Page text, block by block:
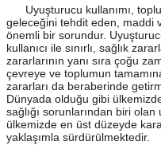
Uyuşturucu kullanımı,
geleceğini tehdit eden, maddi
önemli bir sorundur.
kullanıcı ile sınırlı, sağlık
zararlarının yanı sıra çoğu
çevreye ve toplumun
zararları da beraberinde
Dünyada olduğu gibi
sağlığı sorunlarından biri
ülkemizde en üst düzeyde
yaklaşımla sürdürülmektedir.